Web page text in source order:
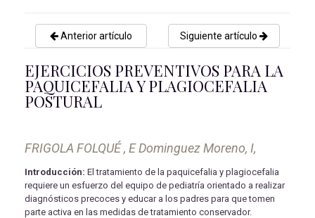
Anterior artículo Siguiente artículo
EJERCICIOS PREVENTIVOS PARA LA
PAQUICEFALIA Y PLAGIOCEFALIA
POSTURAL
FRIGOLA FOLQUÉ , E Dominguez Moreno, I,
Introducción: El tratamiento de la paquicefalia y plagiocefalia
requiere un esfuerzo del equipo de pediatría orientado a realizar
diagnósticos precoces y educar a los padres para que tomen
parte activa en las medidas de tratamiento conservador.